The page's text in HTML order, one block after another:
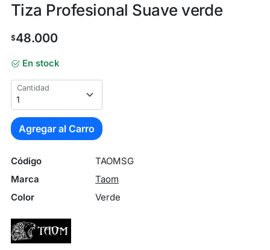
Tiza Profesional Suave verde
$48.000
En stock
Cantidad
Agregar al Carro
Código
TAOMSG
Marca
Taom
Color
Verde